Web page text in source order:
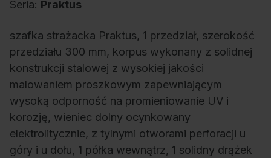
Seria: Praktus
szafka strażacka Praktus, 1 przedział, szerokość
przedziału 300 mm, korpus wykonany z solidnej
konstrukcji stalowej z wysokiej jakości
malowaniem proszkowym zapewniającym
wysoką odporność na promieniowanie UV i
korozję, wieniec dolny ocynkowany
elektrolitycznie, z tylnymi otworami perforacji u
góry i u dołu, 1 półka wewnątrz, 1 solidny drążek